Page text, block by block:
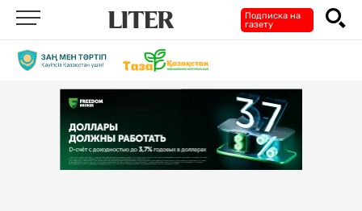
Подписка на
газету